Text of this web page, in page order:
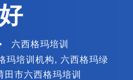
六西格玛培训
玛培训机构, 六西格玛绿
田市六西格玛培训